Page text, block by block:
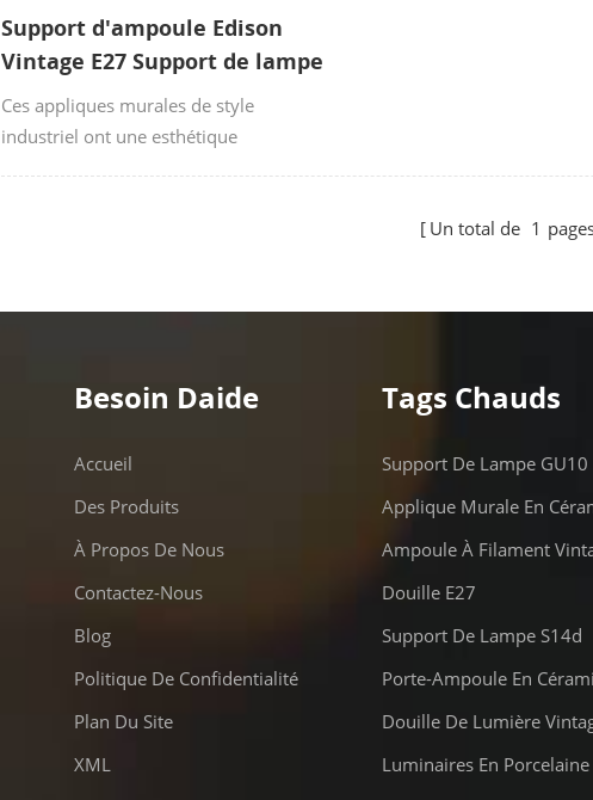
Support d'ampoule Edison
Vintage E27 Support de lampe
murale
Ces appliques murales de style
industriel ont une esthétique
les paliers.
Un total de 1
Besoin Daide
Accueil
Des Produits
À Propos De Nous
Contactez-Nous
Blog
Politique De Confidentialité
Plan Du Site
XML
Tags Chauds
Support De Lampe GU10
Applique Murale En
Ampoule À Filament
Douille E27
Support De Lampe S14d
Porte-Ampoule En
Douille De Lumière
Luminaires En Porcelaine